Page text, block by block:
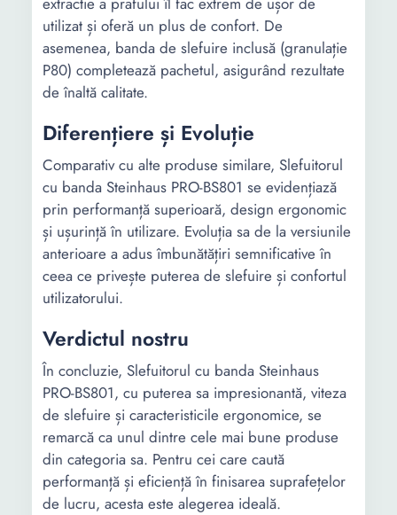
Inaltime
157 mm
Greutate
2.8 Kg
1.1 Kg
Lungime
cablu
utilizat și oferă un plus de confort. De
asemenea, banda de slefuire inclusă (granulație
P80) completează pachetul, asigurând rezultate
de înaltă calitate.
Diferențiere și Evoluție
Comparativ cu alte produse similare, Slefuitorul
cu banda Steinhaus PRO-BS801 se evidențiază
prin performanță superioară, design ergonomic
și ușurință în utilizare. Evoluția sa de la versiunile
anterioare a adus îmbunătățiri semnificative în
ceea ce privește puterea de slefuire și confortul
utilizatorului.
Verdictul nostru
În concluzie, Slefuitorul cu banda Steinhaus
PRO-BS801, cu puterea sa impresionantă, viteza
de slefuire și caracteristicile ergonomice, se
remarcă ca unul dintre cele mai bune produse
din categoria sa. Pentru cei care caută
performanță și eficiență în finisarea suprafețelor
de lucru, acesta este alegerea ideală.